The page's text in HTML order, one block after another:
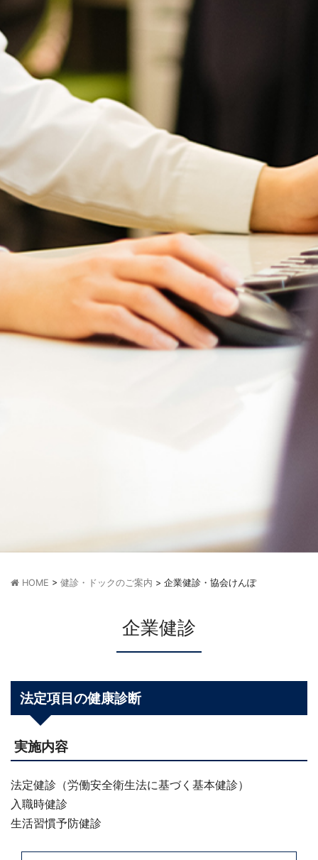
HOME > 健診・ドックのご案内 > 企業健診・協会けんぽ
企業健診
法定項目の健康診断
実施内容
法定健診（労働安全衛生法に基づく基本健診）
入職時健診
生活習慣予防健診